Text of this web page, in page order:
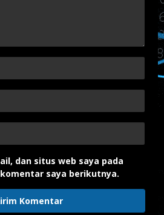
dan situs web saya pada
saya berikutnya.